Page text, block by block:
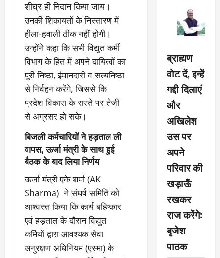
शीघ्र ही निदान किया जाय।
उनकी शिकायतों के निस्तारण में
हीला-हवाली ठीक नहीं होगी।
उन्होंने कहा कि सभी विद्युत कर्मी
विभाग के हित में अपने दायित्वों का
पूरी निष्ठा, ईमानदारी व सत्यनिष्ठा
से निर्वहन करेंगे, जिससे कि
प्रदेश विकास के रास्ते पर तेजी
से अग्रसर हो सके।
बिजली कर्मचारियों ने हड़ताल ली
वापस, ऊर्जा मंत्री के साथ हुई
बैठक के बाद लिया निर्णय
ऊर्जा मंत्री एके शर्मा (AK
Sharma) ने संघर्ष समिति को
आश्वस्त किया कि कार्य बहिष्कार
एवं हड़ताल के दौरान विद्युत
कर्मियों द्वारा आवश्यक सेवा
अनुरक्षण अधिनियम (एस्मा) के
ब्राह्मण
वोट दें, इन्हें
गद्दी दिलाएं
और
अखिलेश
उस पर
अपने
परिवार की
खड़ाऊँ
रखकर
राज करेंगे:
बृजेश
पाठक